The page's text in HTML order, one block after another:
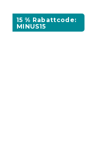
15 % Rabattcode:
MINUS15